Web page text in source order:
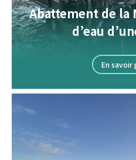
Abattement de la
d’eau
En savoir